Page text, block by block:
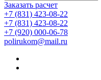
Заказать расчет
+7 (831) 423-08-22
+7 (831) 423-08-22
+7 (920) 000-06-78
polirukom@mail.ru